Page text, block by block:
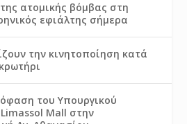
ατομικής βόμβας στη
εφιάλτης σήμερα
την κινητοποίηση κατά
του Υπουργικού
Mall στην